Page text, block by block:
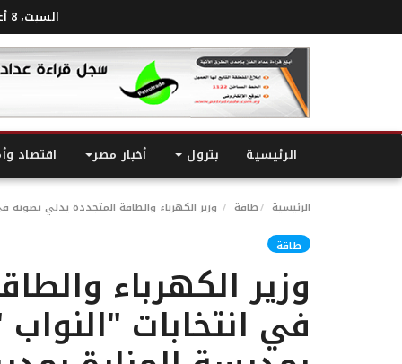
السبت، 8 أغسطس 2026
الرئيسية بترول أخبار مصر اقتصاد
الرئيسية طاقة وزير الكهرباء والطاقة المتجددة يدلي بصوته
طاقة
وزير الكهرباء
في انتخابات "النواب